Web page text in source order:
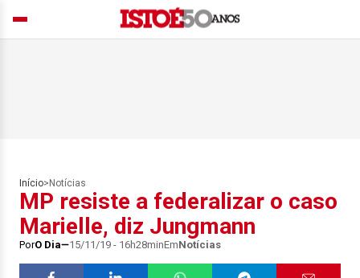
Início> Notícias
MP resiste a federalizar o caso
Marielle, diz Jungmann
PorO Dia 15/11/19 - 16h28minEmNotícias